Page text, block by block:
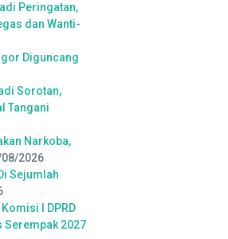
Peringatan,
dan Wanti-
Diguncang
Sorotan,
Tangani
Narkoba,
2026
Sejumlah
I DPRD
Serempak 2027